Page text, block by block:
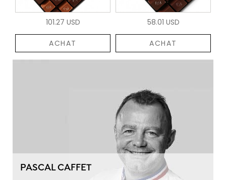
101.27 USD
ACHAT
58.01 USD
ACHAT
PASCAL CAFFET